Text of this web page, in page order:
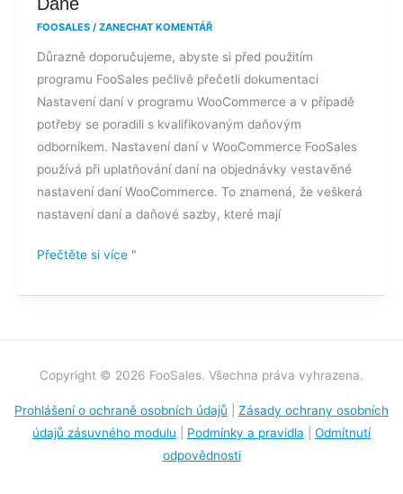
FOOSALES / ZANECHAT KOMENTÁŘ
Důrazně doporučujeme, abyste si před použitím
programu FooSales pečlivě přečetli dokumentaci
Nastavení daní v programu WooCommerce a v případě
potřeby se poradili s kvalifikovaným daňovým
odborníkem. Nastavení daní v WooCommerce FooSales
používá při uplatňování daní na objednávky vestavěné
nastavení daní WooCommerce. To znamená, že veškerá
nastavení daní a daňové sazby, které mají
Přečtěte si více "
Copyright © 2026 FooSales. Všechna práva vyhrazena.
Prohlášení o ochraně osobních údajů
Zásady ochrany osobních
údajů zásuvného modulu
Podmínky a pravidla
Odmítnutí
odpovědnosti